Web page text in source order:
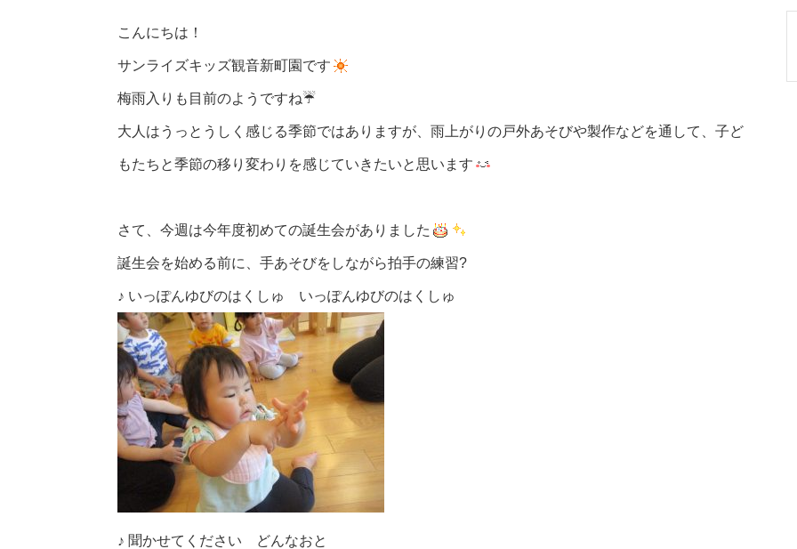
こんにちは！
サンライズキッズ観音新町園です
梅雨入りも目前のようですね☔
大人はうっとうしく感じる季節ではありますが、雨上がりの戸外あそびや製作などを通して、子ど
もたちと季節の移り変わりを感じていきたいと思います
さて、今週は今年度初めての誕生会がありました
誕生会を始める前に、手あそびをしながら拍手の練習?
♪ いっぽんゆびのはくしゅ いっぽんゆびのはくしゅ
♪ 聞かせてください どんなおと